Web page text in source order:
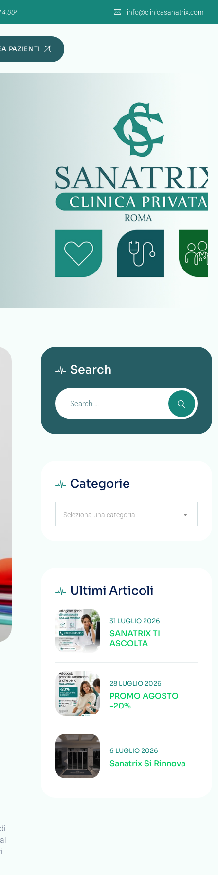
* info@clinicasanatrix.com
PAZIENTI
Search
Categorie
Seleziona una categoria
Ultimi Articoli
SANATRIX TI
ASCOLTA
31 LUGLIO 2026
PROMO AGOSTO
-20%
28 LUGLIO 2026
Sanatrix Si Rinnova
6 LUGLIO 2026